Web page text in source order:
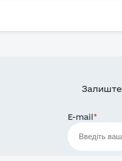
E-mail*